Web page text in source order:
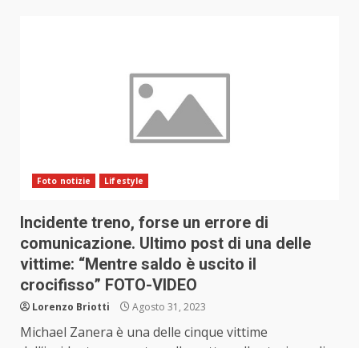
Foto notizie Lifestyle
Incidente treno, forse un errore di
comunicazione. Ultimo post di una delle
vittime: “Mentre saldo è uscito il
crocifisso” FOTO-VIDEO
Lorenzo Briotti Agosto 31, 2023
Michael Zanera è una delle cinque vittime